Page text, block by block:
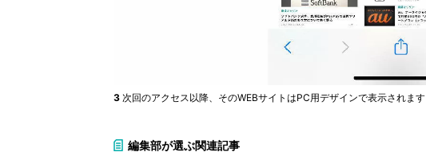
3 次回のアクセス以降、そのWEBサイトはPC用デザインで表示されます
編集部が選ぶ関連記事